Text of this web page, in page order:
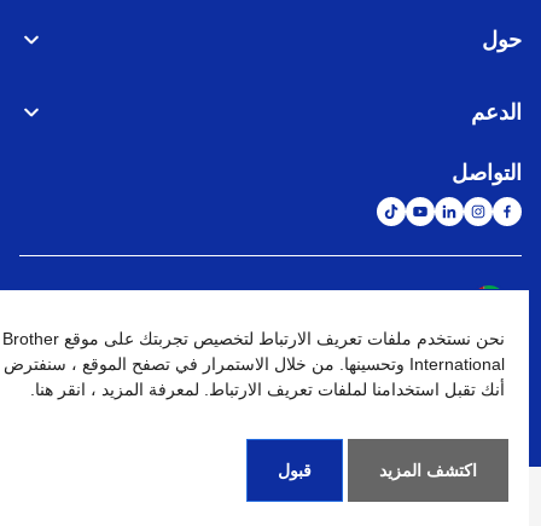
حول
الدعم
التواصل
نهج الخصوصية شروط الإستخدام خريطة الموقع الإنتقال إلى الموقع العالمي
نحن نستخدم ملفات تعريف الارتباط لتخصيص تجربتك على موقع Brother
International وتحسينها. من خلال الاستمرار في تصفح الموقع ، سنفترض
أنك تقبل استخدامنا لملفات تعريف الارتباط. لمعرفة المزيد ، انقر هنا.
اكتشف المزيد قبول